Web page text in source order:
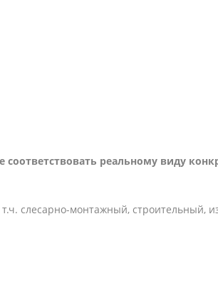
реальному виду
слесарно-монтажный, строительный,